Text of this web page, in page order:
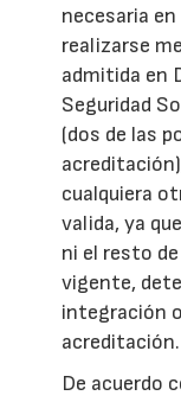
necesaria
realizarse
admitida en
Seguridad
(dos de las
cualquiera
valida, ya
ni el resto
vigente,
integración
acreditación.
De acuerdo